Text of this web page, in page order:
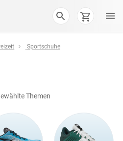
Sportschuhe
Themen